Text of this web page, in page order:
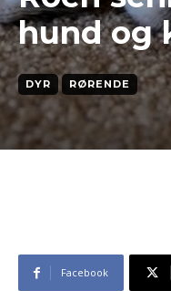
hund og
DYR RØRENDE
Facebook